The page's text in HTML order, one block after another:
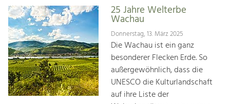
25 Jahre Welterbe
Wachau
Donnerstag, 13. März 2025
Die Wachau ist ein ganz
besonderer Flecken Erde. So
außergewöhnlich, dass die
UNESCO die Kulturlandschaft
auf ihre Liste der